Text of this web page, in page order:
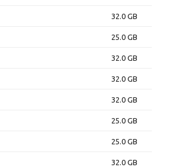
32.0 GB
25.0 GB
32.0 GB
32.0 GB
32.0 GB
25.0 GB
25.0 GB
32.0 GB